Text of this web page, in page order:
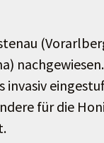
für die